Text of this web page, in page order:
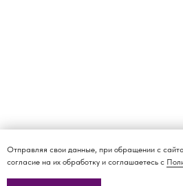
Отправляя свои данные, при обращении с
согласие на их обработку и соглашаетесь с